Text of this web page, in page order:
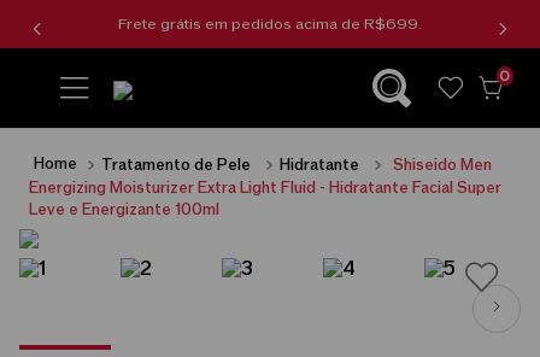
Frete grátis em pedidos acima de R$699.
wishlist0
Tratamento de Pele Hidratante
Shiseido Men
Energizing Moisturizer Extra Light Fluid - Hidratante Facial Super
Leve e Energizante 100ml